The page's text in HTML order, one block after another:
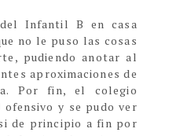
del Infantil B en casa
no le puso las cosas
pudiendo anotar al
aproximaciones de
Por fin, el colegio
y se pudo ver
de principio a fin por